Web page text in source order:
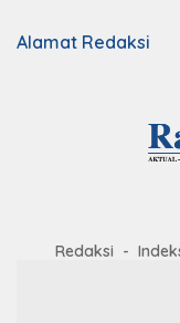
Alamat Redaksi
Redaksi
Didukung